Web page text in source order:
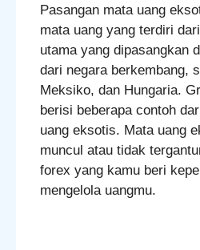
Pasangan mata uang
mata uang yang terdiri
utama yang dipasangkan
dari negara berkembang,
Meksiko, dan Hungaria.
berisi beberapa contoh
uang eksotis. Mata uang
muncul atau tidak
forex yang kamu beri
mengelola uangmu.